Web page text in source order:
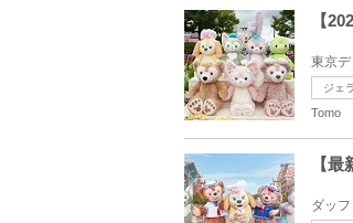
【
東京
ジェ
Tomo
【
ダッ